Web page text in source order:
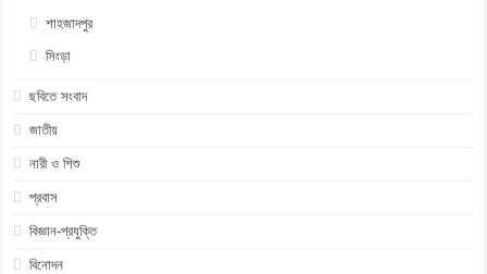
শাহজাদপুর
সিংড়া
ছবিতে সংবাদ
জাতীয়
নারী ও শিশু
প্রবাস
বিজ্ঞান-প্রযুক্তি
বিনোদন